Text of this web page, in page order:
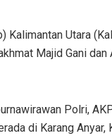
Kalimantan Utara
Majid Gani
Polri,
di Karang Anyar,